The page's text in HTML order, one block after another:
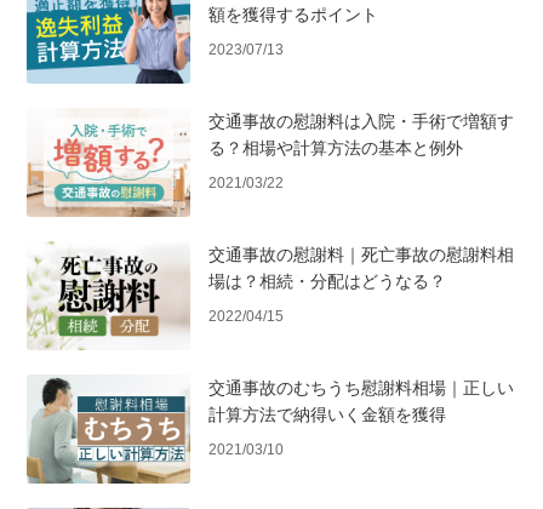
額を獲得するポイント
2023/07/13
交通事故の慰謝料は入院・手術で増額す
る？相場や計算方法の基本と例外
2021/03/22
交通事故の慰謝料｜死亡事故の慰謝料相
場は？相続・分配はどうなる？
2022/04/15
交通事故のむちうち慰謝料相場｜正しい
計算方法で納得いく金額を獲得
2021/03/10